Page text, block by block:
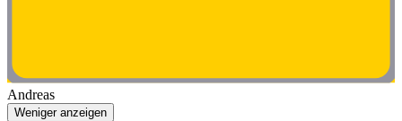
Andreas
Weniger anzeigen